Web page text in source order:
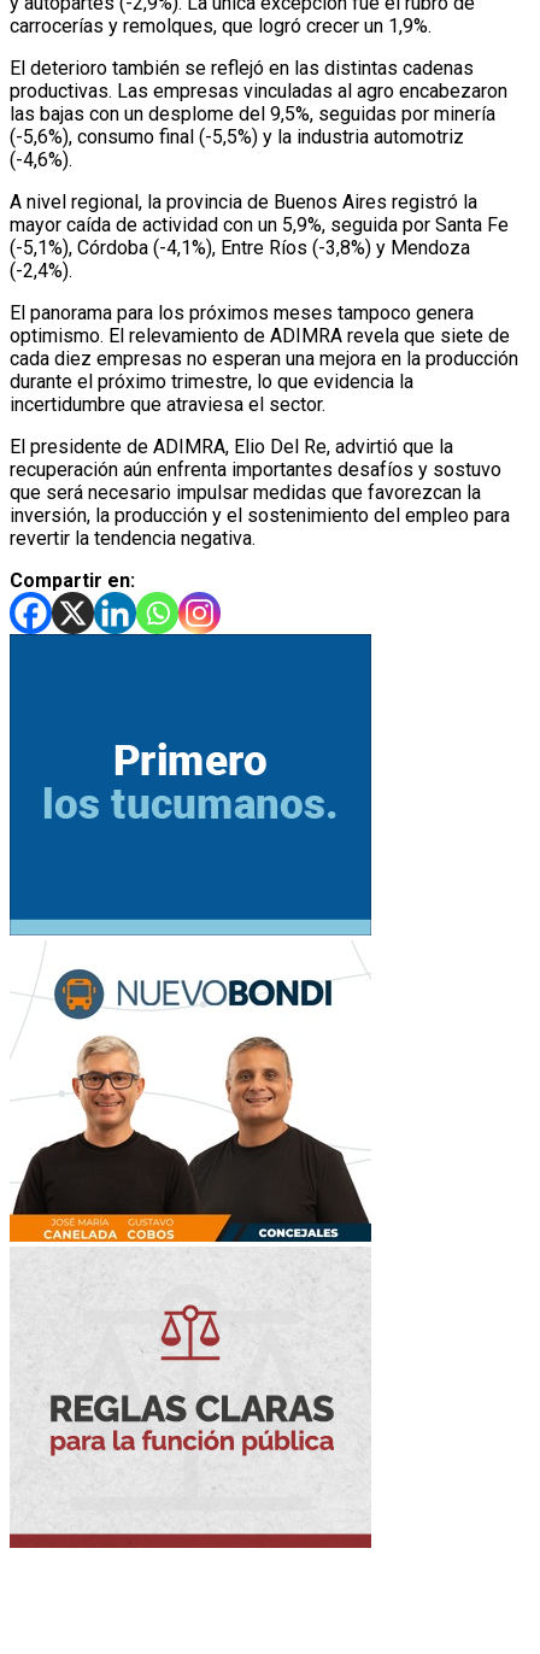
carrocerías y remolques, que logró crecer un 1,9%.
El deterioro también se reflejó en las distintas cadenas
productivas. Las empresas vinculadas al agro encabezaron
las bajas con un desplome del 9,5%, seguidas por minería
(-5,6%), consumo final (-5,5%) y la industria automotriz
(-4,6%).
A nivel regional, la provincia de Buenos Aires registró la
mayor caída de actividad con un 5,9%, seguida por Santa Fe
(-5,1%), Córdoba (-4,1%), Entre Ríos (-3,8%) y Mendoza
(-2,4%).
El panorama para los próximos meses tampoco genera
optimismo. El relevamiento de ADIMRA revela que siete de
cada diez empresas no esperan una mejora en la producción
durante el próximo trimestre, lo que evidencia la
incertidumbre que atraviesa el sector.
El presidente de ADIMRA, Elio Del Re, advirtió que la
recuperación aún enfrenta importantes desafíos y sostuvo
que será necesario impulsar medidas que favorezcan la
inversión, la producción y el sostenimiento del empleo para
revertir la tendencia negativa.
Compartir en: